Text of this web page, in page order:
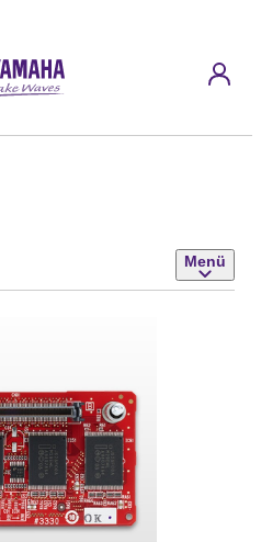
Menü